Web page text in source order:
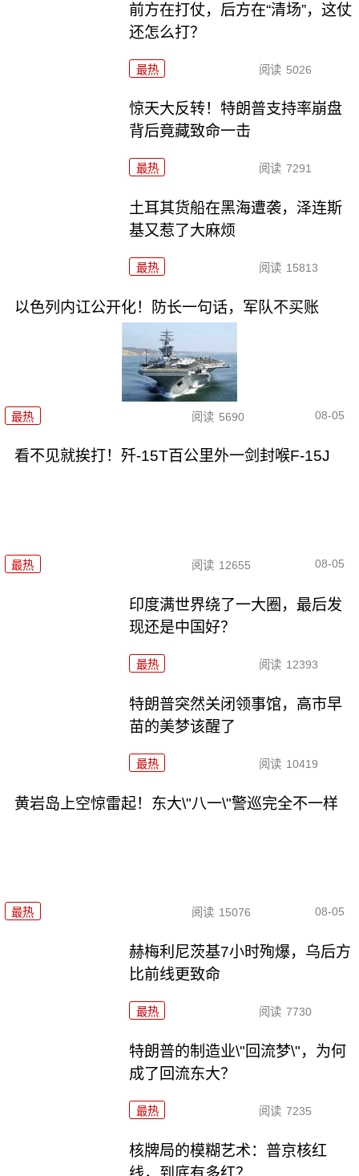
前方在打仗，后方在“清场”，这仗
还怎么打？
最热 阅读 5026
惊天大反转！特朗普支持率崩盘
背后竟藏致命一击
最热 阅读 7291
土耳其货船在黑海遭袭，泽连斯
基又惹了大麻烦
最热 阅读 15813
以色列内讧公开化！防长一句话，军队不买账
最热 阅读 5690 08-05
看不见就挨打！歼-15T百公里外一剑封喉F-15J
最热 阅读 12655 08-05
印度满世界绕了一大圈，最后发
现还是中国好？
最热 阅读 12393
特朗普突然关闭领事馆，高市早
苗的美梦该醒了
最热 阅读 10419
黄岩岛上空惊雷起！东大\"八一\"警巡完全不一样
最热 阅读 15076 08-05
赫梅利尼茨基7小时殉爆，乌后方
比前线更致命
最热 阅读 7730
特朗普的制造业\"回流梦\"，为何
成了回流东大？
最热 阅读 7235
核牌局的模糊艺术：普京核红